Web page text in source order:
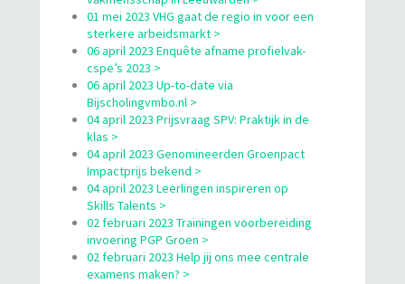
01 mei 2023 VHG gaat de regio in voor een
sterkere arbeidsmarkt >
06 april 2023 Enquête afname profielvak-
cspe’s 2023 >
06 april 2023 Up-to-date via
Bijscholingvmbo.nl >
04 april 2023 Prijsvraag SPV: Praktijk in de
klas >
04 april 2023 Genomineerden Groenpact
Impactprijs bekend >
04 april 2023 Leerlingen inspireren op
Skills Talents >
02 februari 2023 Trainingen voorbereiding
invoering PGP Groen >
02 februari 2023 Help jij ons mee centrale
examens maken? >